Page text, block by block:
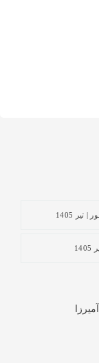
1405